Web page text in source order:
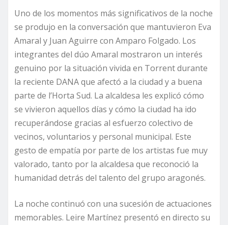
Uno de los momentos más significativos de la noche
se produjo en la conversación que mantuvieron Eva
Amaral y Juan Aguirre con Amparo Folgado. Los
integrantes del dúo Amaral mostraron un interés
genuino por la situación vivida en Torrent durante
la reciente DANA que afectó a la ciudad y a buena
parte de l’Horta Sud. La alcaldesa les explicó cómo
se vivieron aquellos días y cómo la ciudad ha ido
recuperándose gracias al esfuerzo colectivo de
vecinos, voluntarios y personal municipal. Este
gesto de empatía por parte de los artistas fue muy
valorado, tanto por la alcaldesa que reconoció la
humanidad detrás del talento del grupo aragonés.
La noche continuó con una sucesión de actuaciones
memorables. Leire Martínez presentó en directo su